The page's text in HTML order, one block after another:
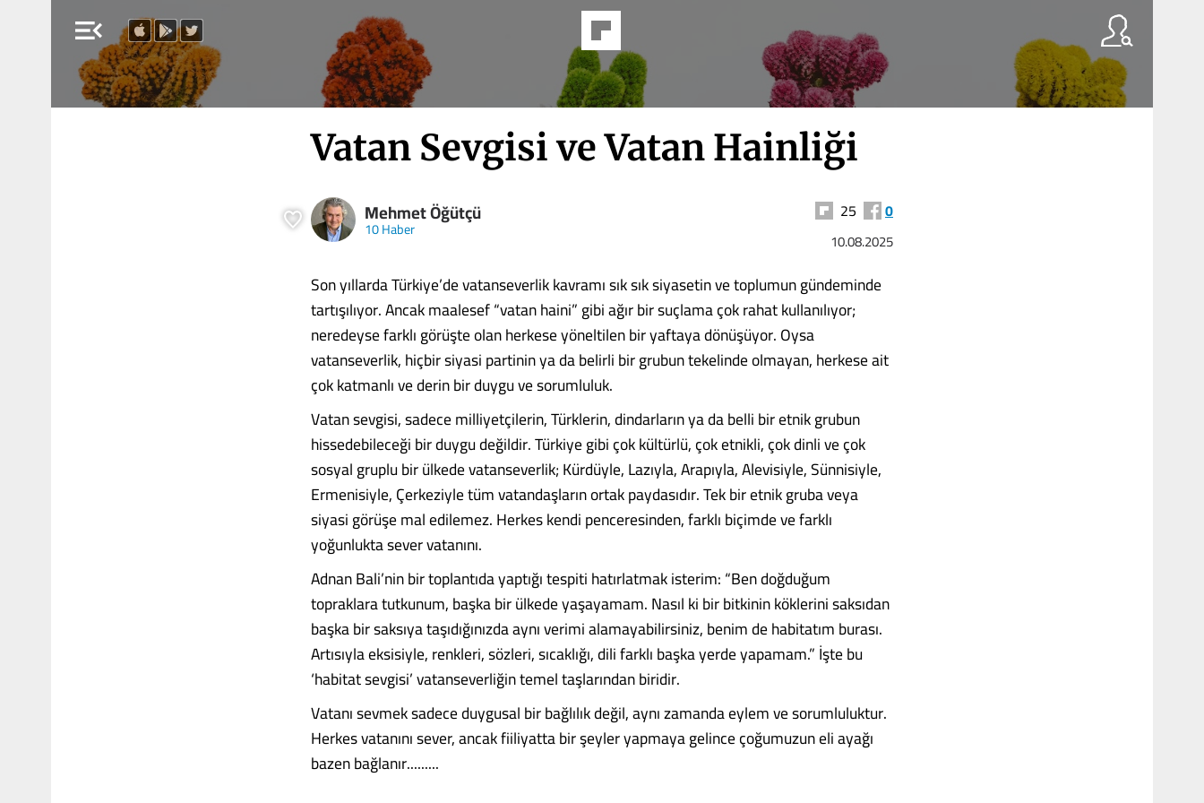
menu_open
Vatan Sevgisi ve Vatan Hainliği
Mehmet Öğütçü
10 Haber
25 0
10.08.2025
Son yıllarda Türkiye’de vatanseverlik kavramı sık sık siyasetin ve toplumun gündeminde
tartışılıyor. Ancak maalesef “vatan haini” gibi ağır bir suçlama çok rahat kullanılıyor;
neredeyse farklı görüşte olan herkese yöneltilen bir yaftaya dönüşüyor. Oysa
vatanseverlik, hiçbir siyasi partinin ya da belirli bir grubun tekelinde olmayan, herkese ait
çok katmanlı ve derin bir duygu ve sorumluluk.
Vatan sevgisi, sadece milliyetçilerin, Türklerin, dindarların ya da belli bir etnik grubun
hissedebileceği bir duygu değildir. Türkiye gibi çok kültürlü, çok etnikli, çok dinli ve çok
sosyal gruplu bir ülkede vatanseverlik; Kürdüyle, Lazıyla, Arapıyla, Alevisiyle, Sünnisiyle,
Ermenisiyle, Çerkeziyle tüm vatandaşların ortak paydasıdır. Tek bir etnik gruba veya
siyasi görüşe mal edilemez. Herkes kendi penceresinden, farklı biçimde ve farklı
yoğunlukta sever vatanını.
Adnan Bali’nin bir toplantıda yaptığı tespiti hatırlatmak isterim: “Ben doğduğum
topraklara tutkunum, başka bir ülkede yaşayamam. Nasıl ki bir bitkinin köklerini saksıdan
başka bir saksıya taşıdığınızda aynı verimi alamayabilirsiniz, benim de habitatım burası.
Artısıyla eksisiyle, renkleri, sözleri, sıcaklığı, dili farklı başka yerde yapamam.” İşte bu
‘habitat sevgisi’ vatanseverliğin temel taşlarından biridir.
Vatanı sevmek sadece duygusal bir bağlılık değil, aynı zamanda eylem ve sorumluluktur.
Herkes vatanını sever, ancak fiiliyatta bir şeyler yapmaya gelince çoğumuzun eli ayağı
bazen bağlanır.........